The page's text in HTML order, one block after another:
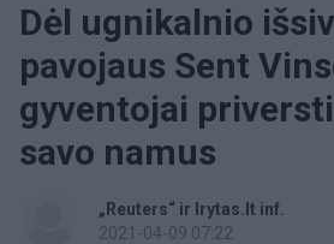
Dėl ugnikalnio
pavojaus Sent
gyventojai
savo namus
„Reuters“ ir lrytas.lt inf.
2021-04-09 07:22